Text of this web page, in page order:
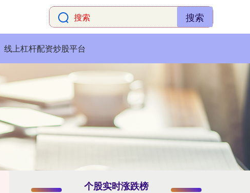
搜索
线上杠杆配资炒股平台
个股实时涨跌榜